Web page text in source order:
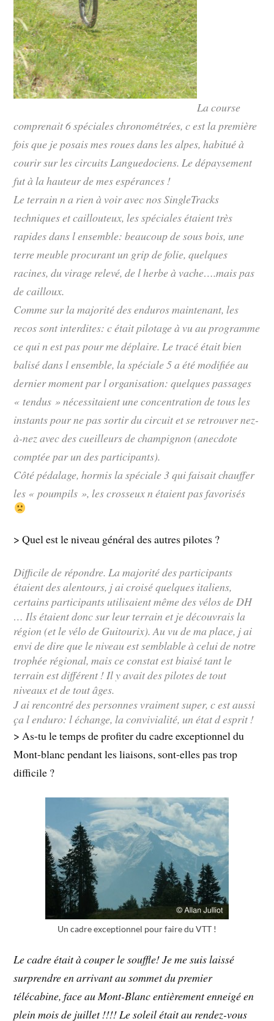
La course
comprenait 6 spéciales chronométrées, c est la première
fois que je posais mes roues dans les alpes, habitué à
courir sur les circuits Languedociens. Le dépaysement
fut à la hauteur de mes espérances !
Le terrain n a rien à voir avec nos SingleTracks
techniques et caillouteux, les spéciales étaient très
rapides dans l ensemble: beaucoup de sous bois, une
terre meuble procurant un grip de folie, quelques
racines, du virage relevé, de l herbe à vache….mais pas
de cailloux.
Comme sur la majorité des enduros maintenant, les
recos sont interdites: c était pilotage à vu au programme
ce qui n est pas pour me déplaire. Le tracé était bien
balisé dans l ensemble, la spéciale 5 a été modifiée au
dernier moment par l organisation: quelques passages
« tendus » nécessitaient une concentration de tous les
instants pour ne pas sortir du circuit et se retrouver nez-
à-nez avec des cueilleurs de champignon (anecdote
comptée par un des participants).
Côté pédalage, hormis la spéciale 3 qui faisait chauffer
les « poumpils », les crosseux n étaient pas favorisés
> Quel est le niveau général des autres pilotes ?
Difficile de répondre. La majorité des participants
étaient des alentours, j ai croisé quelques italiens,
certains participants utilisaient même des vélos de DH
… Ils étaient donc sur leur terrain et je découvrais la
région (et le vélo de Guitourix). Au vu de ma place, j ai
envi de dire que le niveau est semblable à celui de notre
trophée régional, mais ce constat est biaisé tant le
terrain est différent ! Il y avait des pilotes de tout
niveaux et de tout âges.
J ai rencontré des personnes vraiment super, c est aussi
ça l enduro: l échange, la convivialité, un état d esprit !
> As-tu le temps de profiter du cadre exceptionnel du
Mont-blanc pendant les liaisons, sont-elles pas trop
difficile ?
Un cadre exceptionnel pour faire du VTT !
Le cadre était à couper le souffle! Je me suis laissé
surprendre en arrivant au sommet du premier
télécabine, face au Mont-Blanc entièrement enneigé en
plein mois de juillet !!!! Le soleil était au rendez-vous